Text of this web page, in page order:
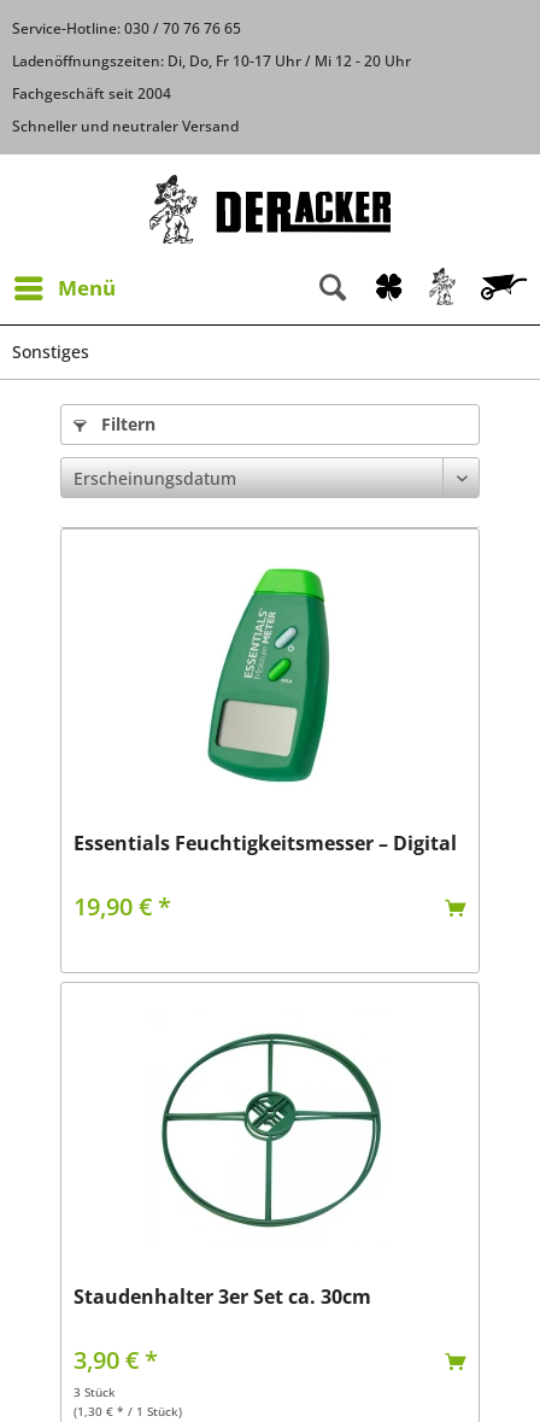
Service-Hotline: 030 / 70 76 76 65
Ladenöffnungszeiten: Di, Do, Fr 10-17 Uhr / Mi 12 - 20 Uhr
Fachgeschäft seit 2004
Schneller und neutraler Versand
Menü
Sonstiges
Filtern
Essentials Feuchtigkeitsmesser – Digital
19,90 € *
Staudenhalter 3er Set ca. 30cm
3,90 € *
3 Stück
(1,30 € * / 1 Stück)